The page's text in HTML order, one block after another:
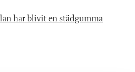
har blivit en städgumma